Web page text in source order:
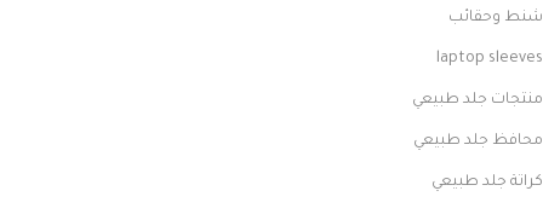
شنط وحقائب
laptop sleeves
منتجات جلد طبيعي
محافظ جلد طبيعي
كراتة جلد طبيعي